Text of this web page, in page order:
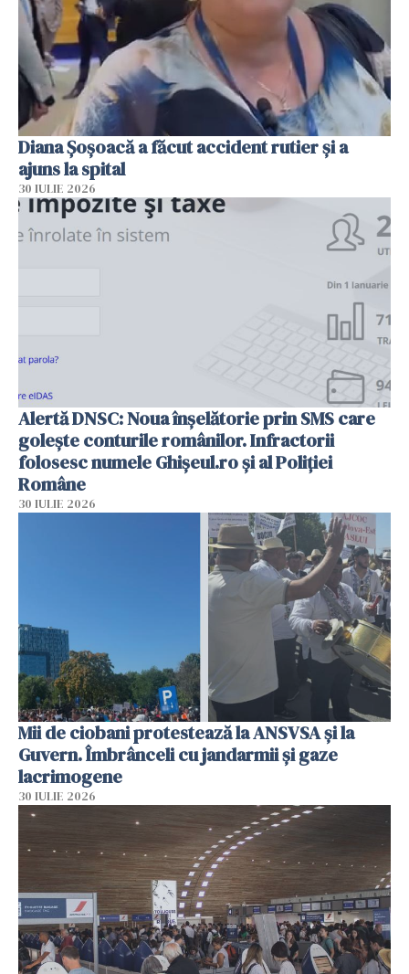
Diana Șoșoacă a făcut accident rutier și a
ajuns la spital
30 IULIE 2026
Alertă DNSC: Noua înșelătorie prin SMS care
golește conturile românilor. Infractorii
folosesc numele Ghișeul.ro și al Poliției
Române
30 IULIE 2026
Mii de ciobani protestează la ANSVSA și la
Guvern. Îmbrânceli cu jandarmii și gaze
lacrimogene
30 IULIE 2026